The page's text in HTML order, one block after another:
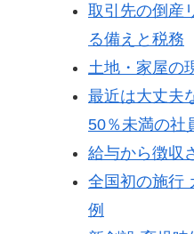
取引先の倒産
る備えと税務
土地・家屋の
最近は大丈夫
50％未満の社
給与から徴収
全国初の施行
例